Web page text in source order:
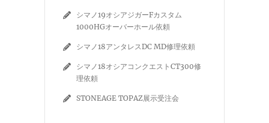
シマノ19オシアジガーFカスタム
1000HGオーバーホール依頼
シマノ18アンタレスDC MD修理依頼
シマノ18オシアコンクエストCT300修
理依頼
STONEAGE TOPAZ展示受注会